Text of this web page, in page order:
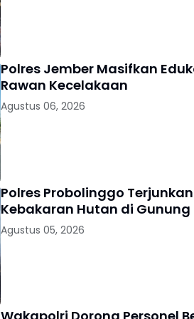
Polres Jember Masifkan
Rawan Kecelakaan
Agustus 06, 2026
Polres Probolinggo
Kebakaran Hutan di Gunung
Agustus 05, 2026